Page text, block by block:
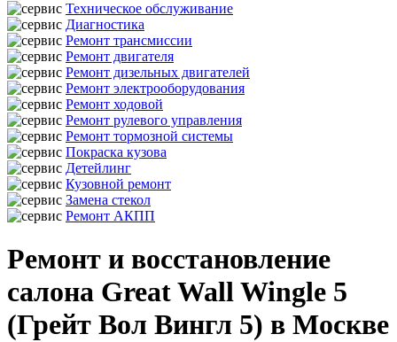
Техническое обслуживание
Диагностика
Ремонт трансмиссии
Ремонт двигателя
Ремонт дизельных двигателей
Ремонт электрооборудования
Ремонт ходовой
Ремонт рулевого управления
Ремонт тормозной системы
Покраска кузова
Детейлинг
Кузовной ремонт
Замена стекол
Ремонт АКПП
Ремонт и восстановление
салона Great Wall Wingle 5
(Грейт Вол Вингл 5) в Москве